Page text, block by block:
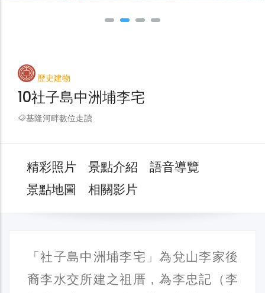
歷史建物
10社子島中洲埔李宅
基隆河畔數位走讀
精彩照片 景點介紹
語音導覽
景點地圖
相關影片
「社子島中洲埔李宅」為兌山李家後
裔李水交所建之祖厝，為李忠記（李